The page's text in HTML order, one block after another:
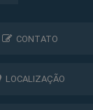
CONTATO
LOCALIZAÇÃO